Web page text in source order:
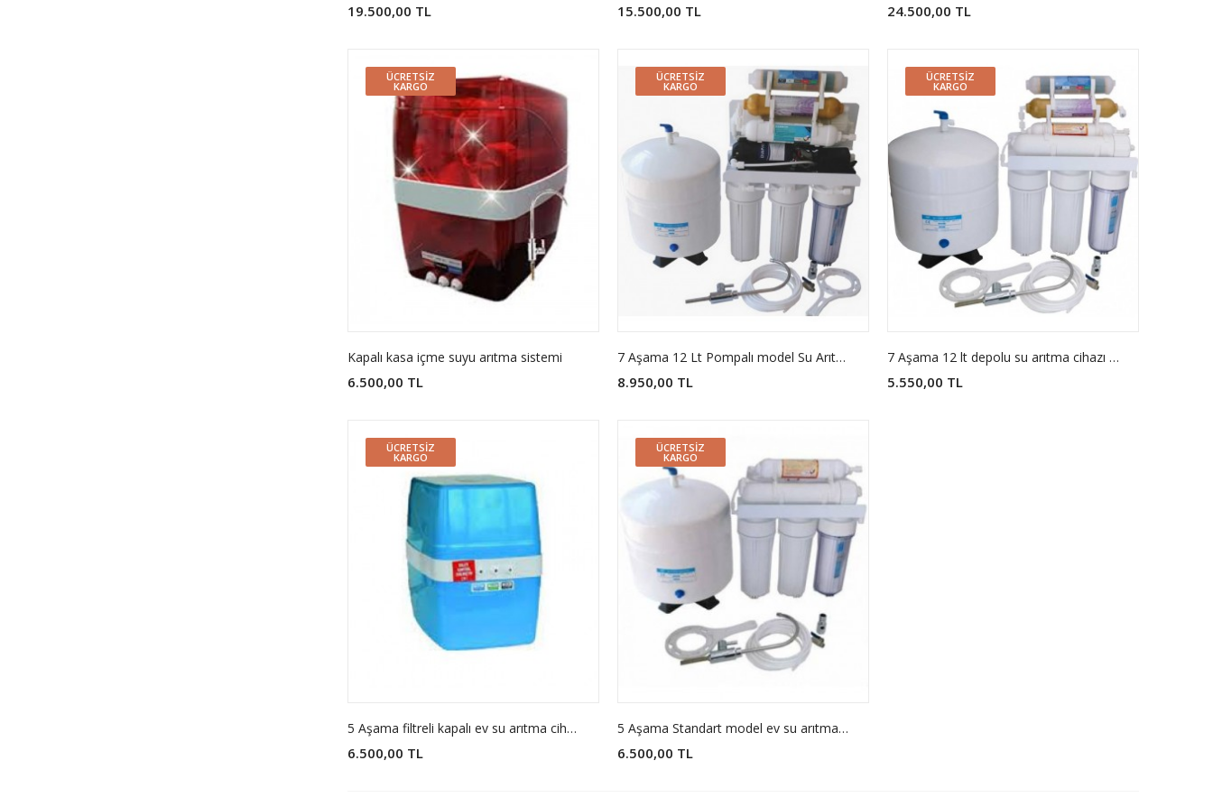
19.500,00 TL 15.500,00 TL 24.500,00 TL
ÜCRETSIZ
KARGO
Kapalı kasa içme suyu arıtma sistemi
6.500,00 TL
ÜCRETSIZ
KARGO
7 Aşama 12 Lt Pompalı model Su Arıtma Cİhazı NSF Onaylı Filtreler
8.950,00 TL
ÜCRETSIZ
KARGO
7 Aşama 12 lt depolu su arıtma cihazı pompasız model
5.550,00 TL
ÜCRETSIZ
KARGO
5 Aşama filtreli kapalı ev su arıtma cihazı
6.500,00 TL
ÜCRETSIZ
KARGO
5 Aşama Standart model ev su arıtma cihazı pompasız model
6.500,00 TL